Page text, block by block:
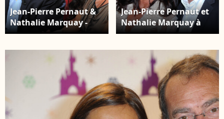
Jean-Pierre Pernaut &
Nathalie Marquay -
Enregistrement de
Dimanche" le 14 mars
2012 © Guillaume
Gaffiot /Bestimage
Jean-Pierre Pernaut et
Nathalie Marquay à
Paris en 2012